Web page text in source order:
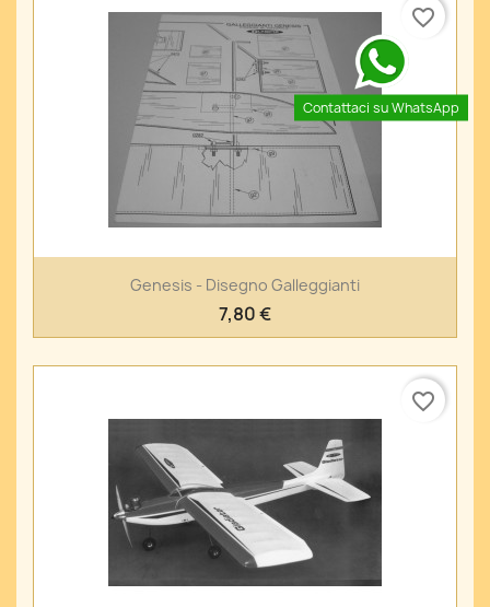
Genesis - Disegno Galleggianti
7,80 €
favorite_border
favorite_border
Contattaci su WhatsApp